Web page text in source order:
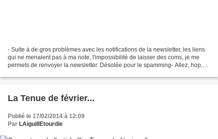
- Suite à de gros problèmes avec les notifications de la newsletter, les liens
qui ne menaient pas à ma note, l'impossibilité de laisser des coms, je me
permets de renvoyer la newsletter. Désolée pour le spamming- Allez, hop,
La Tenue de février...
Publié le 17/02/2014 à 12:09
Par LAiguillEtourdie